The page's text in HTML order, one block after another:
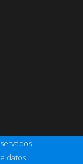
datos